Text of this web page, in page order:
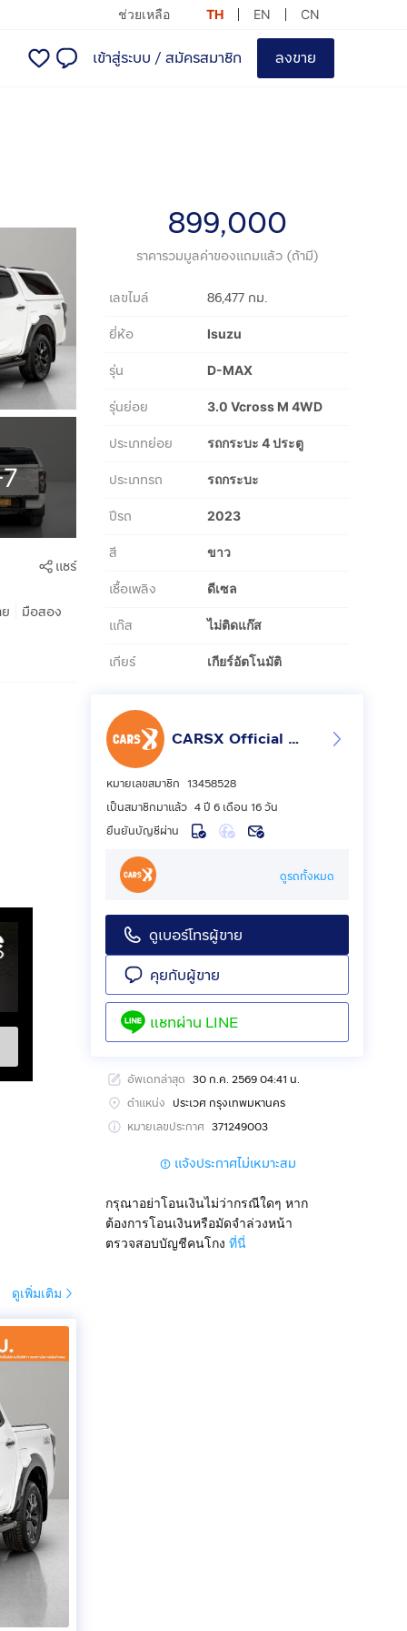
ช่วยเหลือ TH EN CN
เข้าสู่ระบบ / สมัครสมาชิก ลงขาย
แชร์
มือสอง
รอบ/
899,000
ราคารวมมูลค่าของแถมแล้ว (ถ้ามี)
เลขไมล์
86,477 กม.
ยี่ห้อ
Isuzu
รุ่น D-MAX
รุ่นย่อย 3.0 Vcross M 4WD
ประเภทย่อย รถกระบะ 4 ประตู
ประเภทรถ รถกระบะ
ปีรถ 2023
สี ขาว
เชื้อเพลิง ดีเซล
แก๊ส ไม่ติดแก๊ส
เกียร์ เกียร์อัตโนมัติ
CARSX Official - คาร์เอ็กซ์ ศูนย์รวมรถยนต์มือสอง
หมายเลขสมาชิก 13458528
เป็นสมาชิกมาแล้ว 4 ปี 6 เดือน 16 วัน
ยืนยันบัญชีผ่าน
ดูรถทั้งหมด
ดูเบอร์โทรผู้ขาย
คุยกับผู้ขาย
แชทผ่าน LINE
อัพเดทล่าสุด 30 ก.ค. 2569 04:41 น.
ตำแหน่ง ประเวศ กรุงเทพมหานคร
หมายเลขประกาศ 371249003
แจ้งประกาศไม่เหมาะสม
กรุณาอย่าโอนเงินไม่ว่ากรณีใดๆ หาก
ต้องการโอนเงินหรือมัดจำล่วงหน้า
ตรวจสอบบัญชีคนโกง ที่นี่
ดูเพิ่มเติม